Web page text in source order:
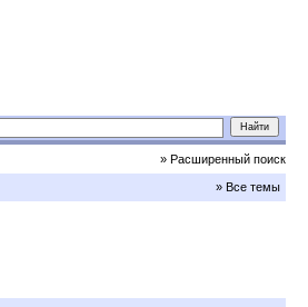
» Расширенный поиск
» Все темы